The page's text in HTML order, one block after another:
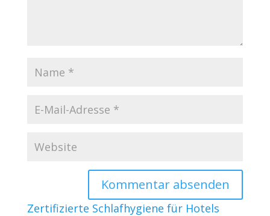
Zertifizierte Schlafhygiene für Hotels